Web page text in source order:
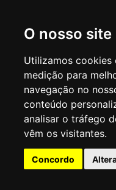
O nosso
Utilizamos cookies
medição para
navegação no
conteúdo
analisar o tráfego
vêm os visitantes.
Concordo
Rua Claudino Barbosa, 313
Central de